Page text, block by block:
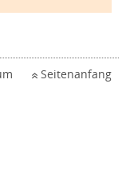
Seitenanfang